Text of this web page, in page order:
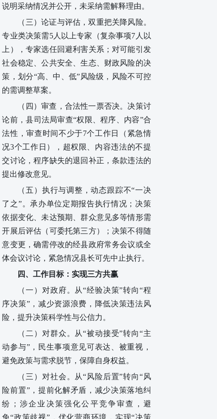
说明采纳情况并公开，未采纳需解释理由。
（ 三）论证与评估 ，双重把关降风险。
专业类决策需5人以上专家（复杂事项7人以
上），专家选任回避利害关系；对可能引发
社会稳定、公共安全、生态、财政风险的决
策，划分“高、中、低”风险级，风险不可控
的需调整草案。
（ 四 ）审查 ， 合法性一票否决。 决策讨
论前，县司法局审查“权限、程序、内容”合
法性，审查时间不少于7个工作日（紧急情
况3个工作日）
， 超权限、内容违法的不提
交讨论 ，程序缺失的退回补正 ，条款违法的
提出修改意见。
（ 五 ）执行与调整 ，动态跟踪不“一决
了之”。 承办单位定期报告执行情况；决策
依据变化、未达预期、群众意见多等情形需
开展后评估（可委托第三方）；决策不得随
意变更，确需停改的经县政府常务会议或全
体会议讨论，紧急情况县长可先中止执行。
四、工作目标：实现三方共赢
（一）对政府。 从“经验决策”转向“程
序决策”，减少资源浪费，降低决策违法风
险，提升决策科学性与公信力。
（ 二 ）对群众 。 从“被动接受”转向“主
动参与”，民生事项意见可表达、被重视，
避免政策与需求脱节，保障自身权益。
（ 三 ）对社会 。 从“风险后置”转向“风
险前置”，提前化解矛盾，减少决策落地纠
纷；涉企业决策强化公平竞争审查，避